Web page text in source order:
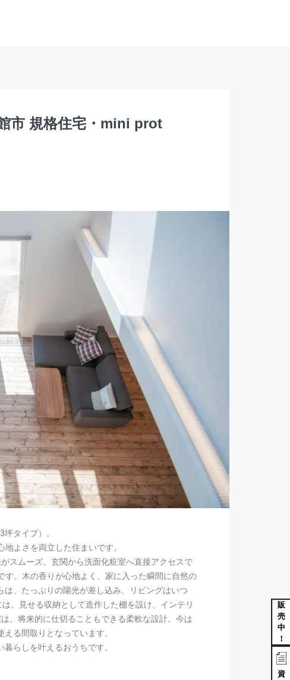
市 規格住宅・mini prot
タイプ）。
よさを両立した住まいです。
スムーズ。玄関から洗面化粧室へ直接アクセスで
。木の香りが心地よく、家に入った瞬間に自然の
、たっぷりの陽光が差し込み、リビングはいつ
、見せる収納として造作した棚を設け、インテリ
、将来的に仕切ることもできる柔軟な設計。今は
る間取りとなっています。
らしを叶えるおうちです。
販
売
中
！
資